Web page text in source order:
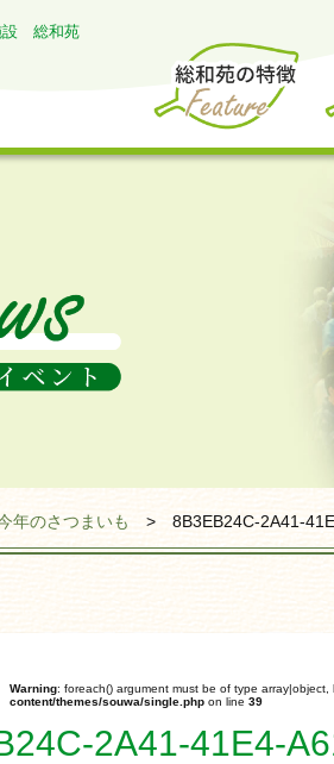
設 総和苑
年のさつまいも >8B3EB24C-2A41-
Warning: foreach() argument must be of type array|object,
content/themes/souwa/single.php on line 39
2A41-41E4-